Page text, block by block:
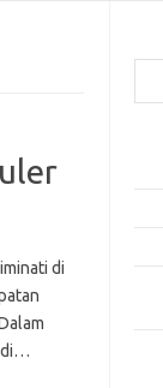
di
di…